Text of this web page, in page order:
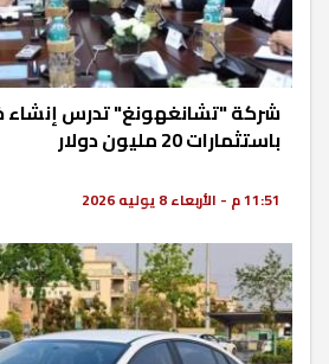
شركة "تشانغهونغ" تدرس إنشاء
باستثمارات 20 مليون دولار
11:51 م - الأربعاء 8 يوليه 2026